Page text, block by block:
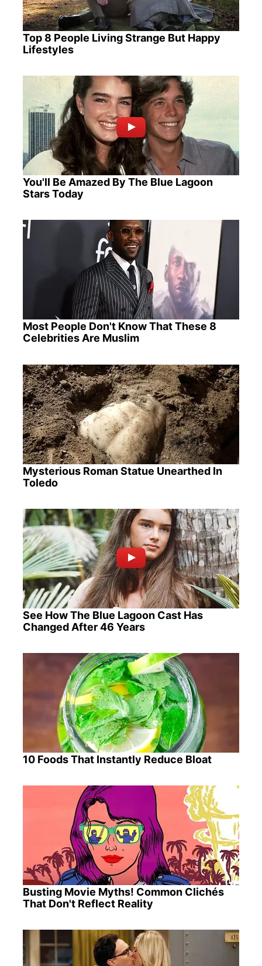
Top 8 People Living Strange But Happy
Lifestyles
You'll Be Amazed By The Blue Lagoon
Stars Today
Most People Don't Know That These 8
Celebrities Are Muslim
Mysterious Roman Statue Unearthed In
Toledo
See How The Blue Lagoon Cast Has
Changed After 46 Years
10 Foods That Instantly Reduce Bloat
Busting Movie Myths! Common Clichés
That Don't Reflect Reality